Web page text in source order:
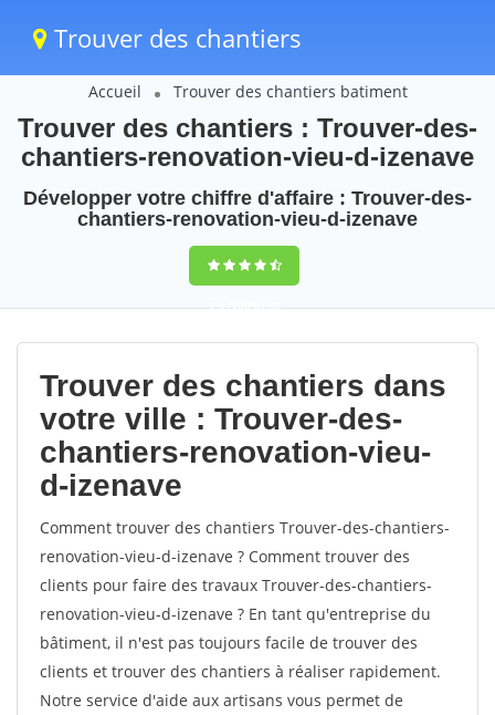
Trouver des chantiers
Accueil Trouver des chantiers batiment
Trouver des chantiers : Trouver-des-
chantiers-renovation-vieu-d-izenave
Développer votre chiffre d'affaire : Trouver-des-
chantiers-renovation-vieu-d-izenave
9,5(100%)88
votes
Trouver des chantiers dans
votre ville : Trouver-des-
chantiers-renovation-vieu-
d-izenave
Comment trouver des chantiers Trouver-des-chantiers-
renovation-vieu-d-izenave ? Comment trouver des
clients pour faire des travaux Trouver-des-chantiers-
renovation-vieu-d-izenave ? En tant qu'entreprise du
bâtiment, il n'est pas toujours facile de trouver des
clients et trouver des chantiers à réaliser rapidement.
Notre service d'aide aux artisans vous permet de